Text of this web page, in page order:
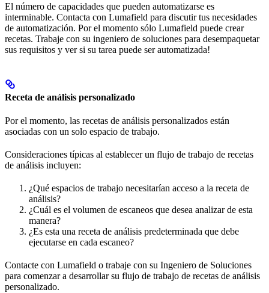
El número de capacidades que pueden automatizarse es
interminable. Contacta con Lumafield para discutir tus necesidades
de automatización. Por el momento sólo Lumafield puede crear
recetas. Trabaje con su ingeniero de soluciones para desempaquetar
sus requisitos y ver si su tarea puede ser automatizada!
Receta de análisis personalizado
Por el momento, las recetas de análisis personalizados están
asociadas con un solo espacio de trabajo.
Consideraciones típicas al establecer un flujo de trabajo de recetas
de análisis incluyen:
¿Qué espacios de trabajo necesitarían acceso a la receta de
análisis?
¿Cuál es el volumen de escaneos que desea analizar de esta
manera?
¿Es esta una receta de análisis predeterminada que debe
ejecutarse en cada escaneo?
Contacte con Lumafield o trabaje con su Ingeniero de Soluciones
para comenzar a desarrollar su flujo de trabajo de recetas de análisis
personalizado.